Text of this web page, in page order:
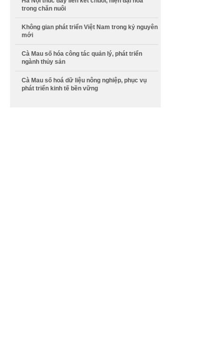
trong chăn nuôi
Không gian phát triển Việt Nam trong kỷ nguyên
mới
Cà Mau số hóa công tác quản lý, phát triển
ngành thủy sản
Cà Mau số hoá dữ liệu nông nghiệp, phục vụ
phát triển kinh tế bền vững